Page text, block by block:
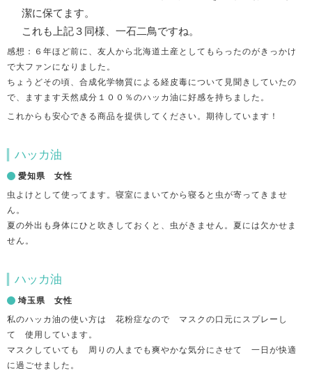
潔に保てます。
これも上記３同様、一石二鳥ですね。
感想：６年ほど前に、友人から北海道土産としてもらったのがきっかけ
で大ファンになりました。
ちょうどその頃、合成化学物質による経皮毒について見聞きしていたの
で、ますます天然成分１００％のハッカ油に好感を持ちました。
これからも安心できる商品を提供してください。期待しています！
ハッカ油
愛知県 女性
虫よけとして使ってます。寝室にまいてから寝ると虫が寄ってきませ
ん。
夏の外出も身体にひと吹きしておくと、虫がきません。夏には欠かせま
せん。
ハッカ油
埼玉県 女性
私のハッカ油の使い方は 花粉症なので マスクの口元にスプレーし
て 使用しています。
マスクしていても 周りの人までも爽やかな気分にさせて 一日が快適
に過ごせました。